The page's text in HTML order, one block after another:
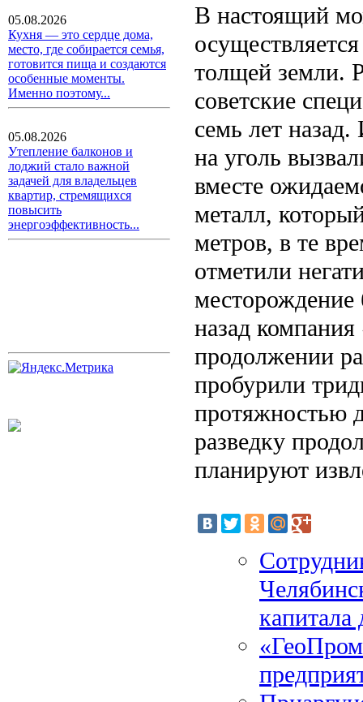
05.08.2026
Кухня — это сердце дома,
место, где собирается семья,
готовится пища и создаются
особенные моменты.
Именно поэтому...
05.08.2026
Утепление балконов и
лоджий стало важной
задачей для владельцев
квартир, стремящихся
повысить
энергоэффективность...
В настоящий
толщей земли.
советские
семь лет назад.
на уголь
вместе
металл,
метров, в те
отметили
месторождение
назад
продолжении
пробурили
протяжностью
разведку
планируют